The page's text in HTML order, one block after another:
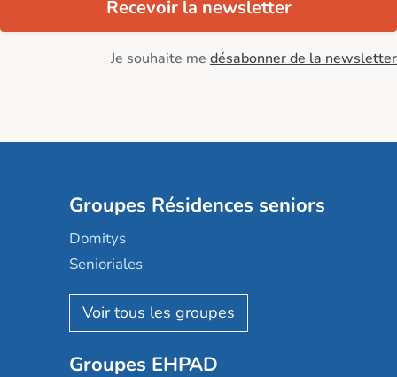
Recevoir la newsletter
Je souhaite me désabonner de la newsletter
Groupes Résidences seniors
Domitys
Senioriales
Nohée
Les Résidentiels
Mobicap
Groupes EHPAD